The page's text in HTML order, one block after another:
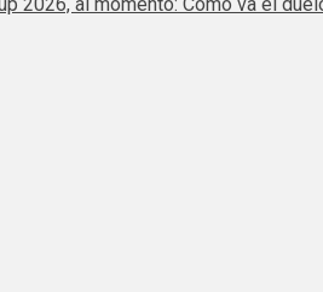
2026, al momento: Cómo va el